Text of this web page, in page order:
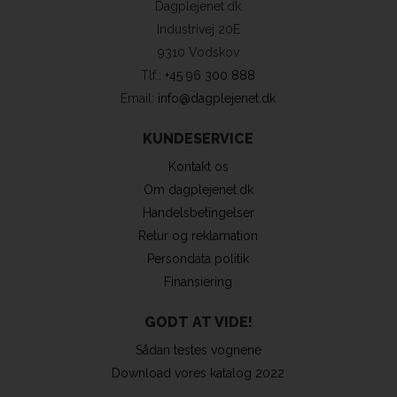
Dagplejenet.dk
Industrivej 20E
9310 Vodskov
Tlf.:+45 96 300 888
Email: info@dagplejenet.dk
KUNDESERVICE
Kontakt os
Om dagplejenet.dk
Handelsbetingelser
Retur og reklamation
Persondata politik
Finansiering
GODT AT VIDE!
Sådan testes vognene
Download vores katalog 2022